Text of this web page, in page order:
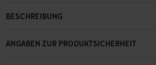
BESCHREIBUNG
ANGABEN ZUR PRODUKTSICHERHEIT